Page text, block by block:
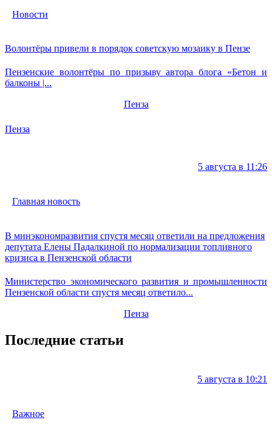
Новости
Волонтёры привели в порядок советскую мозаику в Пензе
Пензенские волонтёры по призыву автора блога «Бетон и
балконы |...
Пенза
Пенза
5 августа в 11:26
Главная новость
В минэкономразвития спустя месяц ответили на предложения
депутата Елены Падалкиной по нормализации топливного
кризиса в Пензенской области
Министерство экономического развития и промышленности
Пензенской области спустя месяц ответило...
Пенза
Последние статьи
5 августа в 10:21
Важное